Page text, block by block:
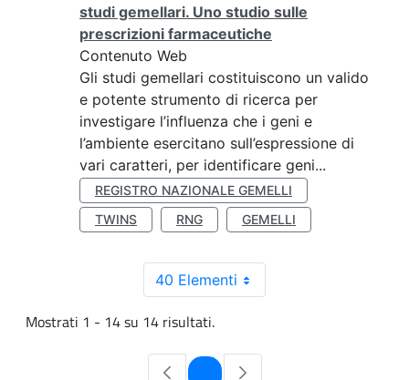
studi gemellari. Uno studio sulle
prescrizioni farmaceutiche
Contenuto Web
Gli studi gemellari costituiscono un valido
e potente strumento di ricerca per
investigare l’influenza che i geni e
l’ambiente esercitano sull’espressione di
vari caratteri, per identificare geni...
REGISTRO NAZIONALE GEMELLI
TWINS
RNG GEMELLI
40 Elementi
Mostrati 1 - 14 su 14 risultati.
Pagina